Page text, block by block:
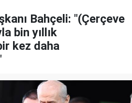
Bahçeli: "(Çerçeve
bin yıllık
kez daha